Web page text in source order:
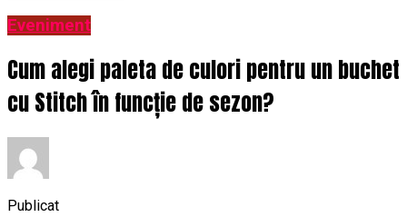
Eveniment
Cum alegi paleta de culori pentru un buchet
cu Stitch în funcție de sezon?
Publicat